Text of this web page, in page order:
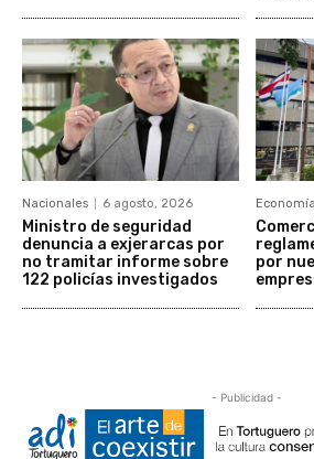
Nacionales 6 agosto, 2026
Ministro de seguridad
denuncia a exjerarcas por
no tramitar informe sobre
122 policías investigados
Economía
por
- Publicidad -